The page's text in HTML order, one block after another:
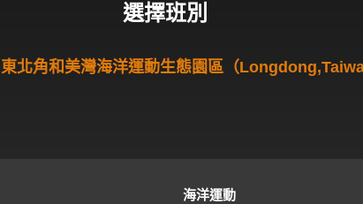
選擇班別
東北角和美灣海洋運動生態園區（
海洋運動